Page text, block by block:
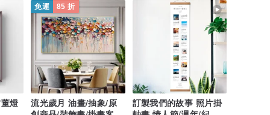
燈
免運 85 折
流光歲月 油畫/抽象/原
訂製我們的故事 照片掛